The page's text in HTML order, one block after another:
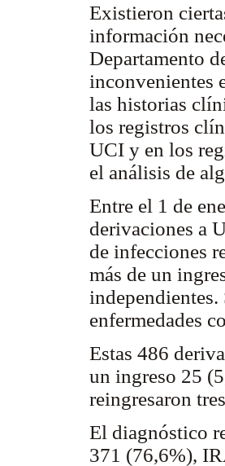
Existieron
información
Departamento
inconvenientes
las historias
los registros
UCI y en los
el análisis de
Entre el 1 de
derivaciones a
de infecciones
más de un
enfermedades
Estas 486
un ingreso 25
reingresaron
El diagnóstico
371 (76,6%),